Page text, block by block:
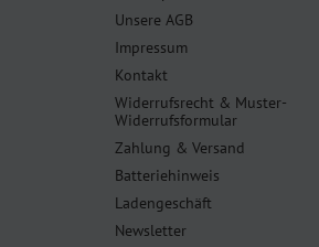
Unsere AGB
Impressum
Kontakt
Widerrufsrecht & Muster-
Widerrufsformular
Zahlung & Versand
Batteriehinweis
Ladengeschäft
Newsletter